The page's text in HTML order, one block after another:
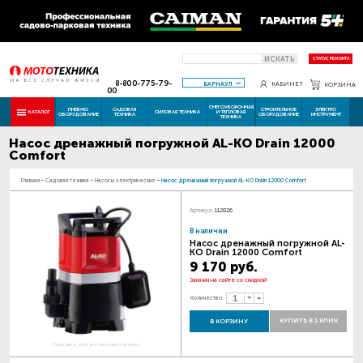
ИСКАТЬ СТАТУС РЕМОНТА
8-800-775-79-
00
БАРНАУЛ КАБИНЕТ КОРЗИНА
КАТАЛОГ ПНЕВМО
ОБОРУДОВАНИЕ
САДОВАЯ
ТЕХНИКА СИЛОВАЯ ТЕХНИКА
СНЕГОУБОРОЧНАЯ
И ТЕПЛОВАЯ
ТЕХНИКА
СТРОИТЕЛЬНОЕ
ОБОРУДОВАНИЕ
ЭЛЕКТРО
ИНСТРУМЕНТ
Насос дренажный погружной AL-KO Drain 12000
Comfort
Главная - Садовая техника - Насосы электрические - Насос дренажный погружной AL-KO Drain 12000 Comfort
Наведите для увеличения картинки
Артикул: 112826
В наличии
Насос дренажный погружной AL-
KO Drain 12000 Comfort
9 170 руб.
Закажи на сайте со скидкой
Количество:
В КОРЗИНУ КУПИТЬ В 1 КЛИК